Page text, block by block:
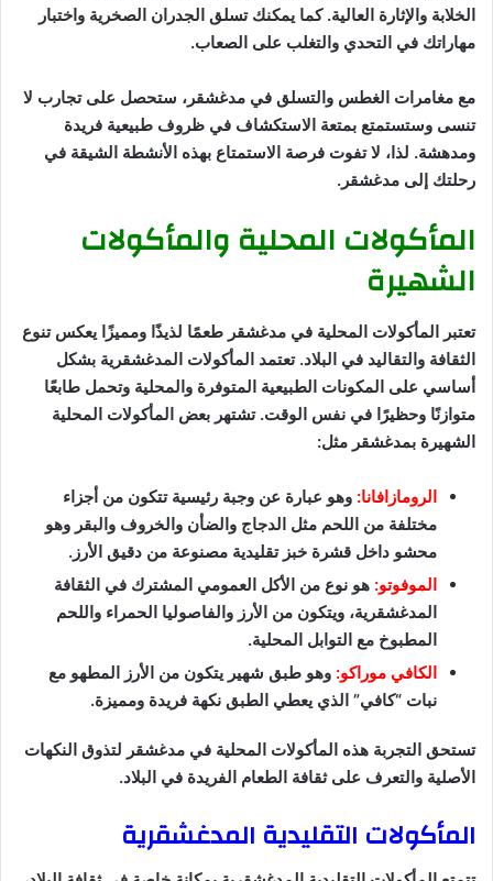
الخلابة والإثارة العالية. كما يمكنك تسلق الجدران الصخرية واختبار
مهاراتك في التحدي والتغلب على الصعاب.
مع مغامرات الغطس والتسلق في مدغشقر، ستحصل على تجارب لا
تنسى وستستمتع بمتعة الاستكشاف في ظروف طبيعية فريدة
ومدهشة. لذا، لا تفوت فرصة الاستمتاع بهذه الأنشطة الشيقة في
رحلتك إلى مدغشقر.
المأكولات المحلية والمأكولات
الشهيرة
تعتبر المأكولات المحلية في مدغشقر طعمًا لذيذًا ومميزًا يعكس تنوع
الثقافة والتقاليد في البلاد. تعتمد المأكولات المدغشقرية بشكل
أساسي على المكونات الطبيعية المتوفرة والمحلية وتحمل طابعًا
متوازنًا وحظيرًا في نفس الوقت. تشتهر بعض المأكولات المحلية
الشهيرة بمدغشقر مثل:
الرومازافانا: وهو عبارة عن وجبة رئيسية تتكون من أجزاء
مختلفة من اللحم مثل الدجاج والضأن والخروف والبقر وهو
محشو داخل قشرة خبز تقليدية مصنوعة من دقيق الأرز.
الموفوتو: هو نوع من الأكل العمومي المشترك في الثقافة
المدغشقرية، ويتكون من الأرز والفاصوليا الحمراء واللحم
المطبوخ مع التوابل المحلية.
الكافي موراكو: وهو طبق شهير يتكون من الأرز المطهو مع
نبات “كافي” الذي يعطي الطبق نكهة فريدة ومميزة.
تستحق التجربة هذه المأكولات المحلية في مدغشقر لتذوق النكهات
الأصلية والتعرف على ثقافة الطعام الفريدة في البلاد.
المأكولات التقليدية المدغشقرية